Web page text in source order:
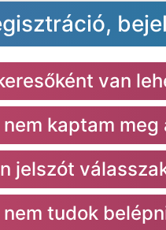
van
kaptam
jelszót
tudok